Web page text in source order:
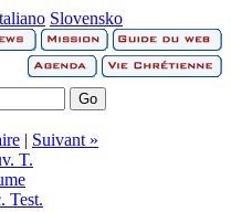
Slovensko
| Suivant »
T.
Test.